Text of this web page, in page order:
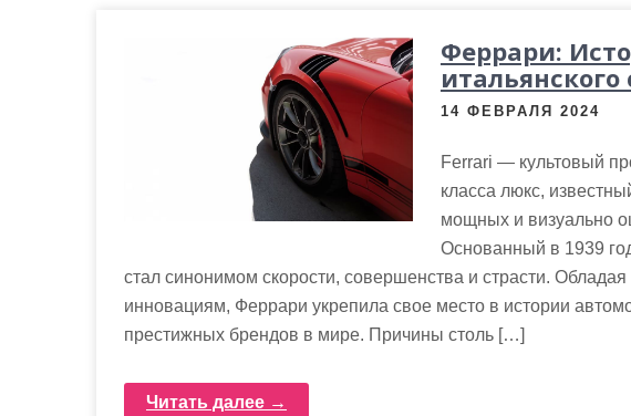
Феррари:
итальянского
14 ФЕВРАЛЯ 2024
Ferrari — культовый
класса люкс,
мощных и визуально
Основанный в 1939
стал синонимом скорости, совершенства и страсти.
инновациям, Феррари укрепила свое место в истории
престижных брендов в мире. Причины столь […]
Читать далее →